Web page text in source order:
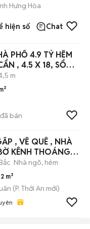
Hưng Hòa
hiện số Chat
PHỐ 4.9 TỶ HẼM
, 4.5 X 18, SỔ
m
đã bán
, VỀ QUÊ , NHÀ
KÊNH THOÁNG
Nhà ngõ, hẻm
m²
(P. Thới An mới)